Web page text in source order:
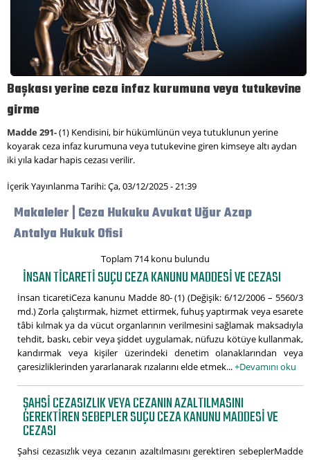
Başkası yerine ceza infaz kurumuna veya tutukevine
girme
Madde 291-(1) Kendisini, bir hükümlünün veya tutuklunun yerine
koyarak ceza infaz kurumuna veya tutukevine giren kimseye altı aydan
iki yıla kadar hapis cezası verilir.
İçerik Yayınlanma Tarihi: Ça, 03/12/2025 - 21:39
Makaleler | Ceza Hukuku Avukat Uğur Azap
Antalya Hukuk Ofisi
Toplam 714 konu bulundu
İNSAN TICARETI SUÇU CEZA KANUNU MADDESI VE CEZASI
İnsan ticaretiCeza kanunu Madde 80- (1) (Değişik: 6/12/2006 – 5560/3
md.) Zorla çalıştırmak, hizmet ettirmek, fuhuş yaptırmak veya esarete
tâbi kılmak ya da vücut organlarının verilmesini sağlamak maksadıyla
tehdit, baskı, cebir veya şiddet uygulamak, nüfuzu kötüye kullanmak,
kandırmak veya kişiler üzerindeki denetim olanaklarından veya
çaresizliklerinden yararlanarak rızalarını elde etmek...+Devamını oku
ŞAHSI CEZASIZLIK VEYA CEZANIN AZALTILMASINI
GEREKTIREN SEBEPLER SUÇU CEZA KANUNU MADDESI VE
CEZASI
Şahsi cezasızlık veya cezanın azaltılmasını gerektiren sebeplerMadde